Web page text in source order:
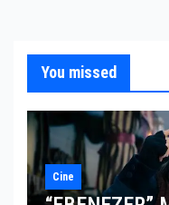
You missed
Cine